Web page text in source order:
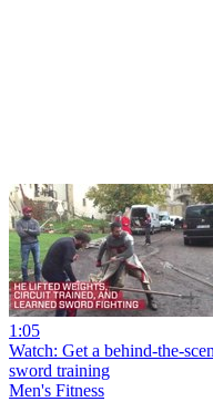
1:05
Watch: Get a behind-the-
sword training
Men's Fitness